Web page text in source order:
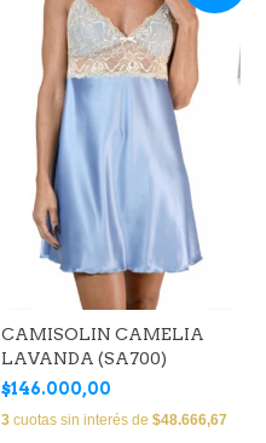
CAMISOLIN CAMELIA
LAVANDA (SA700)
$146.000,00
3 cuotas sin interés de $48.666,67